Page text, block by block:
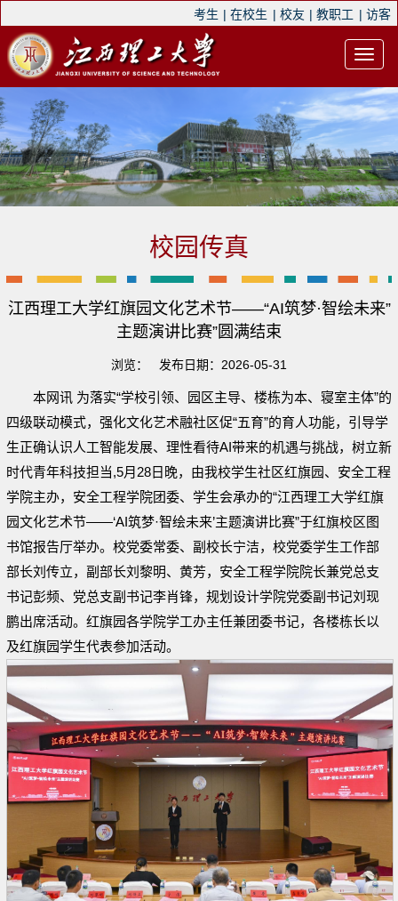
考生 | 在校生 | 校友 | 教职工 | 访客
校园传真
江西理工大学红旗园文化艺术节——“AI筑梦·智绘未来”
主题演讲比赛”圆满结束
浏览： 发布日期：2026-05-31
本网讯 为落实“学校引领、园区主导、楼栋为本、寝室主体”的
四级联动模式，强化文化艺术融社区促“五育”的育人功能，引导学
生正确认识人工智能发展、理性看待AI带来的机遇与挑战，树立新
时代青年科技担当,5月28日晚，由我校学生社区红旗园、安全工程
学院主办，安全工程学院团委、学生会承办的“江西理工大学红旗
园文化艺术节——‘AI筑梦·智绘未来’主题演讲比赛”于红旗校区图
书馆报告厅举办。校党委常委、副校长宁洁，校党委学生工作部
部长刘传立，副部长刘黎明、黄芳，安全工程学院院长兼党总支
书记彭频、党总支副书记李肖锋，规划设计学院党委副书记刘现
鹏出席活动。红旗园各学院学工办主任兼团委书记，各楼栋长以
及红旗园学生代表参加活动。